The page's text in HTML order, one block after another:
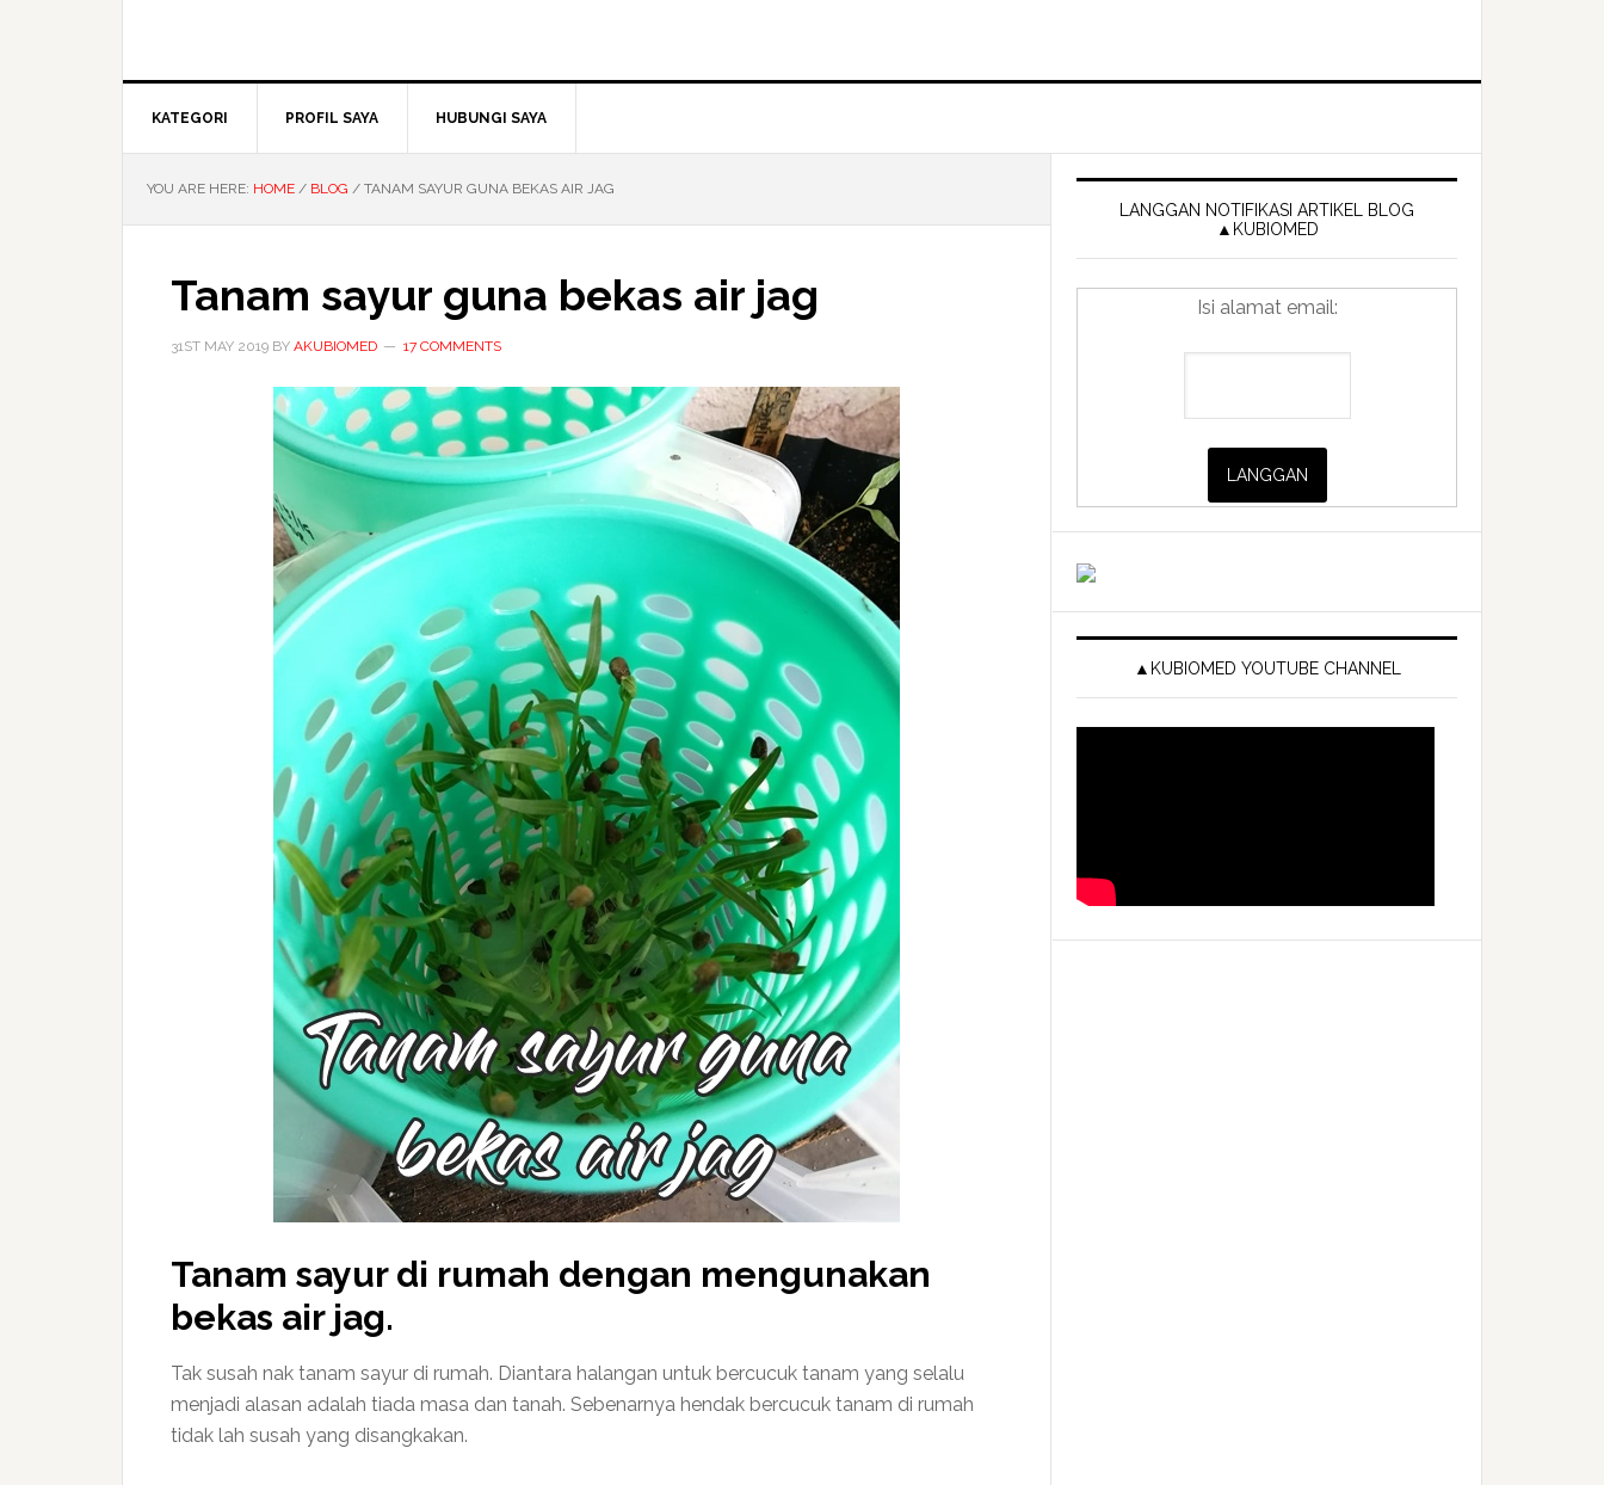
KATEGORI PROFIL SAYA HUBUNGI SAYA
YOU ARE HERE: HOME / BLOG / TANAM SAYUR GUNA BEKAS AIR JAG
Tanam sayur guna bekas air jag
31ST MAY 2019 BY AKUBIOMED 17 COMMENTS
Tanam sayur di rumah dengan mengunakan
bekas air jag.
Tak susah nak tanam sayur di rumah. Diantara halangan untuk bercucuk tanam yang selalu
menjadi alasan adalah tiada masa dan tanah. Sebenarnya hendak bercucuk tanam di rumah
tidak lah susah yang disangkakan.
Primary
SidebarLANGGAN NOTIFIKASI ARTIKEL BLOG
▲KUBIOMED
Isi alamat email:
▲KUBIOMED YOUTUBE CHANNEL